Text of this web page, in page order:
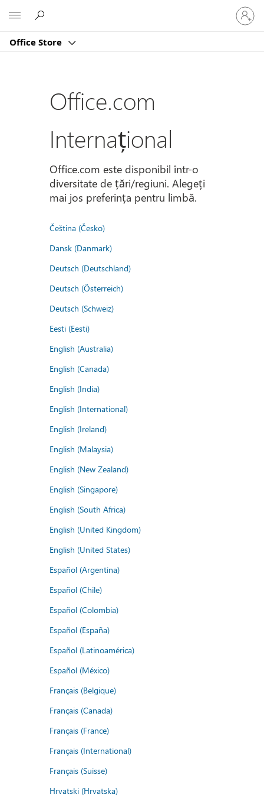
Office Store
vă
la
dvs.
Office.com
Internațional
Office.com este disponibil într-o
diversitate de țări/regiuni. Alegeți
mai jos preferința pentru limbă.
Čeština (Česko)
Dansk (Danmark)
Deutsch (Deutschland)
Deutsch (Österreich)
Deutsch (Schweiz)
Eesti (Eesti)
English (Australia)
English (Canada)
English (India)
English (International)
English (Ireland)
English (Malaysia)
English (New Zealand)
English (Singapore)
English (South Africa)
English (United Kingdom)
English (United States)
Español (Argentina)
Español (Chile)
Español (Colombia)
Español (España)
Español (Latinoamérica)
Español (México)
Français (Belgique)
Français (Canada)
Français (France)
Français (International)
Français (Suisse)
Hrvatski (Hrvatska)